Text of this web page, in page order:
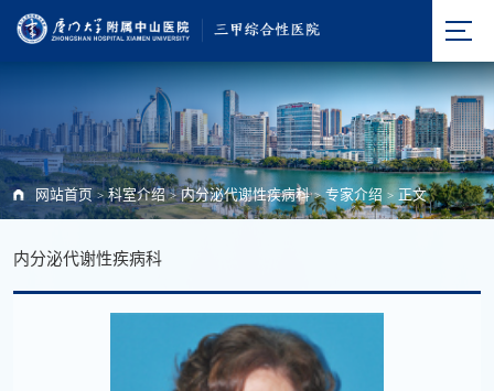
网站首页 > 科室介绍 > 内分泌代谢性疾病科 > 专家介绍 > 正文
内分泌代谢性疾病科